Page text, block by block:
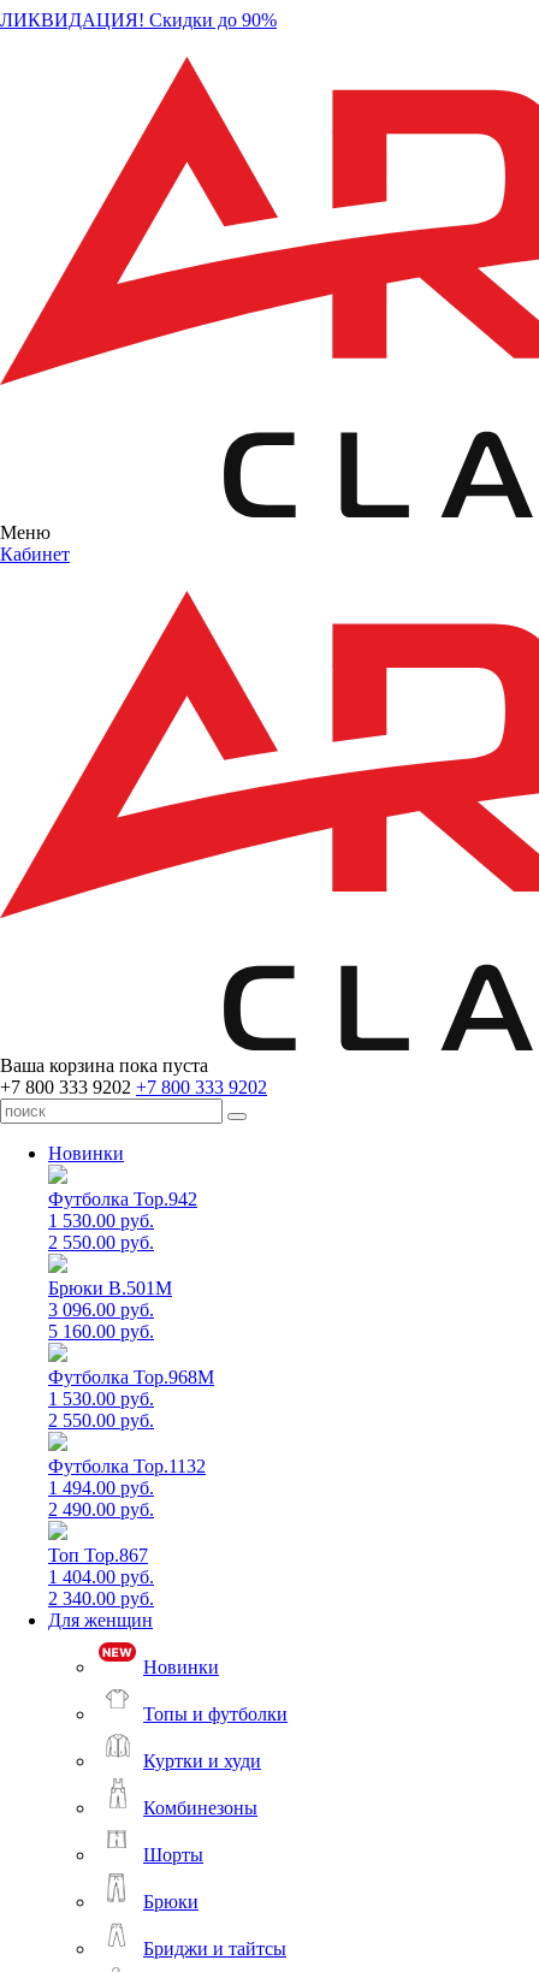
ЛИКВИДАЦИЯ! Скидки до 90%
Меню
Кабинет
Ваша корзина пока пуста
+7 800 333 9202 +7 800 333 9202
Новинки
Футболка Top.942
1 530.00 руб.
2 550.00 руб.
Брюки B.501M
3 096.00 руб.
5 160.00 руб.
Футболка Top.968M
1 530.00 руб.
2 550.00 руб.
Футболка Top.1132
1 494.00 руб.
2 490.00 руб.
Топ Top.867
1 404.00 руб.
2 340.00 руб.
Для женщин
Новинки
Топы и футболки
Куртки и худи
Комбинезоны
Шорты
Брюки
Бриджи и тайтсы